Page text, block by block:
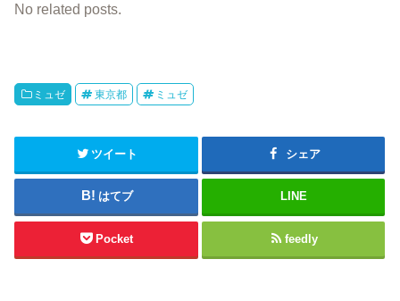
No related posts.
ミュゼ 東京都 ミュゼ
ツイート シェア
はてブ LINE
Pocket feedly